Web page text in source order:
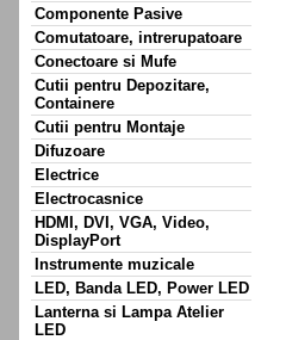
Componente Pasive
Comutatoare, intrerupatoare
Conectoare si Mufe
Cutii pentru Depozitare,
Containere
Cutii pentru Montaje
Difuzoare
Electrice
Electrocasnice
HDMI, DVI, VGA, Video,
DisplayPort
Instrumente muzicale
LED, Banda LED, Power LED
Lanterna si Lampa Atelier
LED